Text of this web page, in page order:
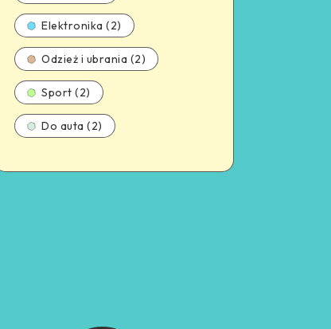
Elektronika (2)
Odzież i ubrania (2)
Sport (2)
Do auta (2)